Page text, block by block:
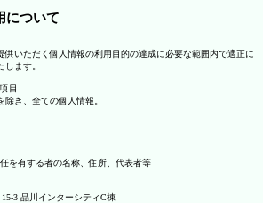
について
供いただく個人情報の利用目的の達成に必要な範囲内で適正に
ます。
目
き、全ての個人情報。
を有する者の名称、住所、代表者等
3 品川インターシティC棟